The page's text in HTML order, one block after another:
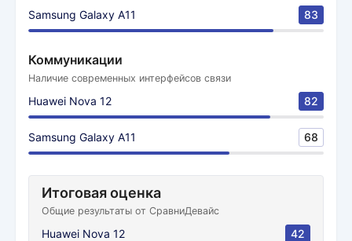
Samsung Galaxy A11 83
Коммуникации
Наличие современных интерфейсов связи
Huawei Nova 12 82
Samsung Galaxy A11 68
Итоговая оценка
Общие результаты от СравниДевайс
Huawei Nova 12 42